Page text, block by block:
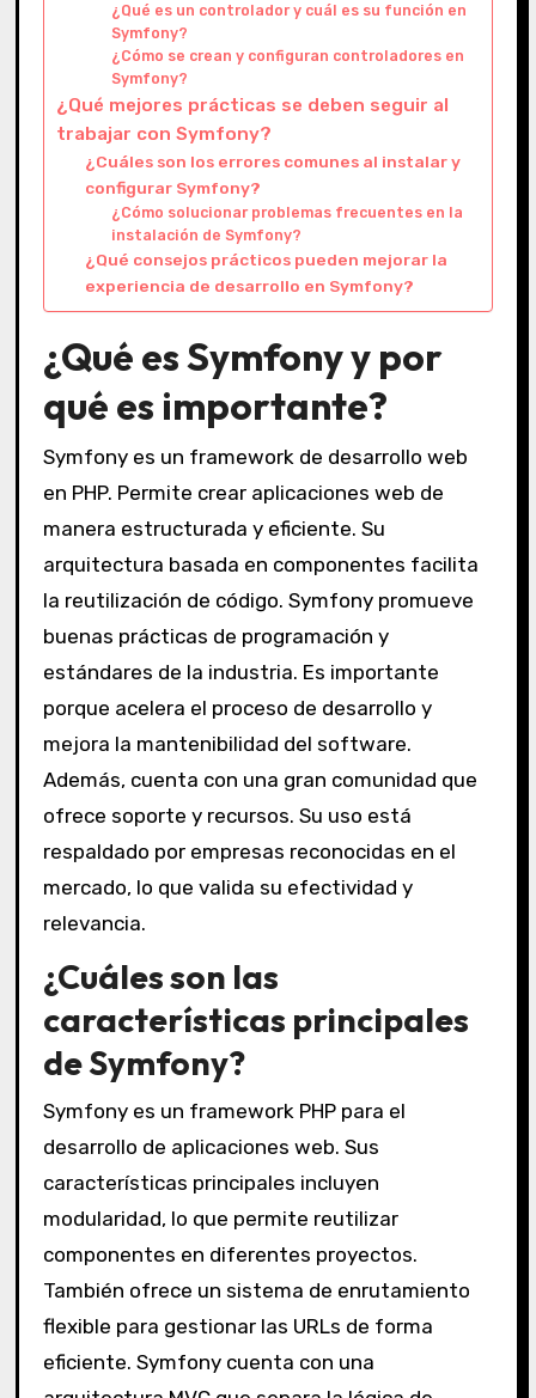
¿Qué es un controlador y cuál es su función en
Symfony?
¿Cómo se crean y configuran controladores en
Symfony?
¿Qué mejores prácticas se deben seguir al
trabajar con Symfony?
¿Cuáles son los errores comunes al instalar y
configurar Symfony?
¿Cómo solucionar problemas frecuentes en la
instalación de Symfony?
¿Qué consejos prácticos pueden mejorar la
experiencia de desarrollo en Symfony?
¿Qué es Symfony y por
qué es importante?
Symfony es un framework de desarrollo web
en PHP. Permite crear aplicaciones web de
manera estructurada y eficiente. Su
arquitectura basada en componentes facilita
la reutilización de código. Symfony promueve
buenas prácticas de programación y
estándares de la industria. Es importante
porque acelera el proceso de desarrollo y
mejora la mantenibilidad del software.
Además, cuenta con una gran comunidad que
ofrece soporte y recursos. Su uso está
respaldado por empresas reconocidas en el
mercado, lo que valida su efectividad y
relevancia.
¿Cuáles son las
características principales
de Symfony?
Symfony es un framework PHP para el
desarrollo de aplicaciones web. Sus
características principales incluyen
modularidad, lo que permite reutilizar
componentes en diferentes proyectos.
También ofrece un sistema de enrutamiento
flexible para gestionar las URLs de forma
eficiente. Symfony cuenta con una